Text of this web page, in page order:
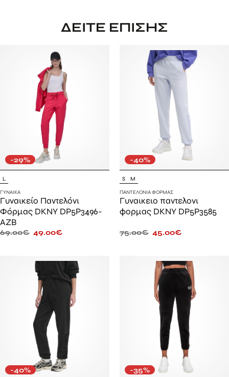
ΔΕΊΤΕ ΕΠΊΣΗΣ
-29%
L
ΓΥΝΑΊΚΑ
Γυναικείο Παντελόνι
Φόρμας DKNY DP5P3496-
AZB
69.00€ 49.00€
-40%
S M
ΠΑΝΤΕΛΌΝΙΑ ΦΌΡΜΑΣ
Γυναικειο παντελονι
φορμας DKNY DP5P3585
75.00€ 45.00€
-40% -35%